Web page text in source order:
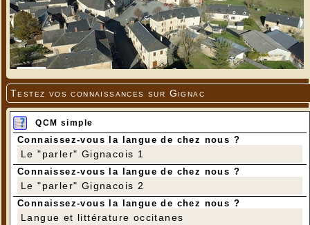
Testez vos connaissances sur Gignac
QCM simple
Connaissez-vous la langue de chez nous ?
Le "parler" Gignacois 1
Connaissez-vous la langue de chez nous ?
Le "parler" Gignacois 2
Connaissez-vous la langue de chez nous ?
Langue et littérature occitanes